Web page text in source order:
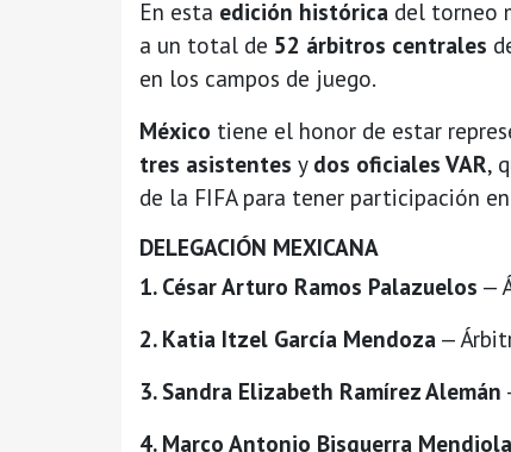
En esta edición histórica del torneo
a un total de 52 árbitros centrales
en los campos de juego.
México tiene el honor de estar
tres asistentes y dos oficiales VAR,
de la FIFA para tener participación
DELEGACIÓN MEXICANA
1. César Arturo Ramos Palazuelos —
2. Katia Itzel García Mendoza —
3. Sandra Elizabeth Ramírez Alemán
4. Marco Antonio Bisguerra Mendiola